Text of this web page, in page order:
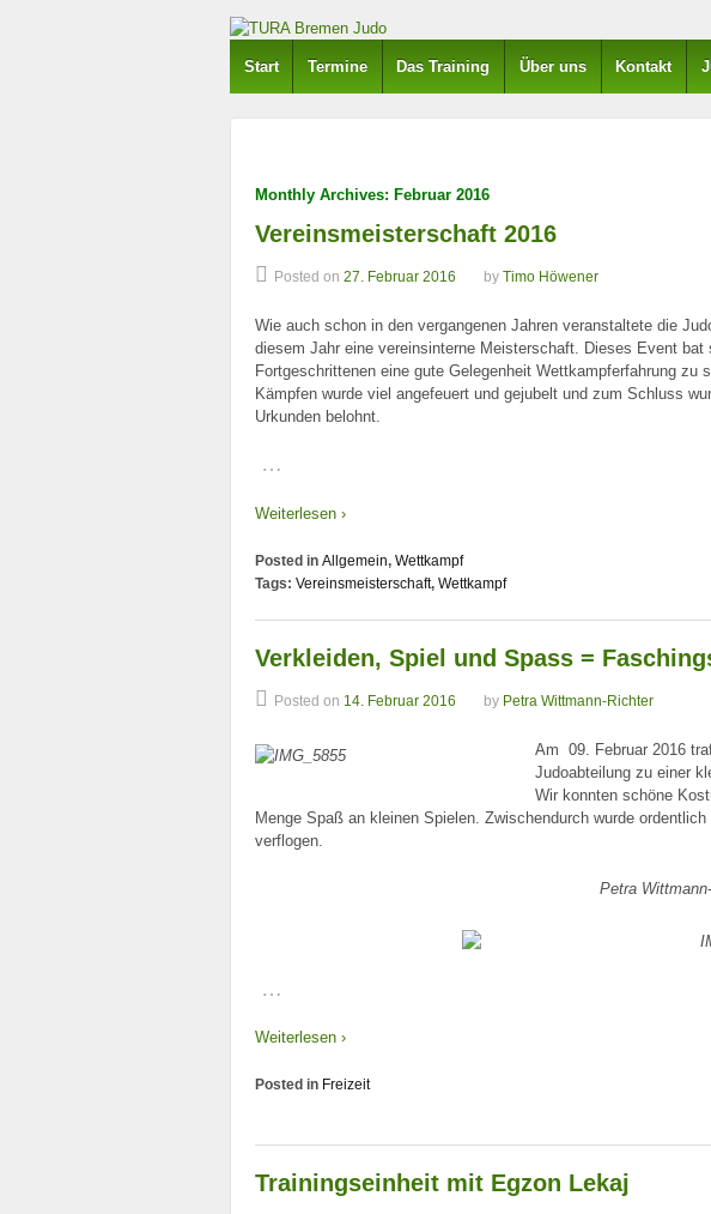
Start Termine Das Training Über uns Kontakt
Monthly Archives: Februar 2016
Vereinsmeisterschaft 2016
Posted on 27. Februar 2016 by Timo Höwener
Wie auch schon in den vergangenen Jahren veranstaltete die
diesem Jahr eine vereinsinterne Meisterschaft. Dieses Event bat
Fortgeschrittenen eine gute Gelegenheit Wettkampferfahrung zu
Kämpfen wurde viel angefeuert und gejubelt und zum Schluss
Urkunden belohnt.
…
Weiterlesen ›
Posted in Allgemein, Wettkampf
Tags: Vereinsmeisterschaft, Wettkampf
Verkleiden, Spiel und Spass =
Posted on 14. Februar 2016 by Petra Wittmann-Richter
Am 09. Februar 2016
Judoabteilung zu einer
Wir konnten schöne
Menge Spaß an kleinen Spielen. Zwischendurch wurde
verflogen.
Petra Wittma
…
Weiterlesen ›
Posted in Freizeit
Trainingseinheit mit Egzon Lekaj